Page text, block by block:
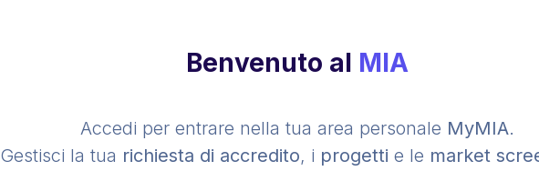
Benvenuto al MIA
Accedi per entrare nella tua area personale MyMIA.
Gestisci la tua richiesta di accredito, i progetti e le market